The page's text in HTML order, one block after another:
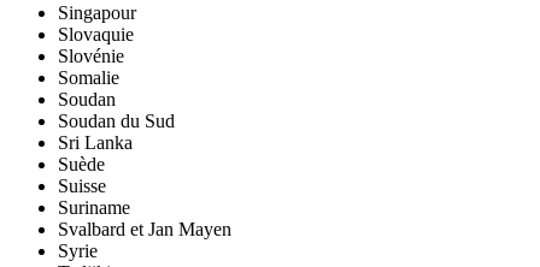
Singapour
Slovaquie
Slovénie
Somalie
Soudan
Soudan du Sud
Sri Lanka
Suède
Suisse
Suriname
Svalbard et Jan Mayen
Syrie